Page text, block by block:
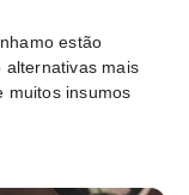
estão
alternativas mais
muitos insumos